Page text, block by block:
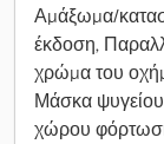
Αμάξωμα/
έκδοση,
χρώμα του
Μάσκα
χώρου